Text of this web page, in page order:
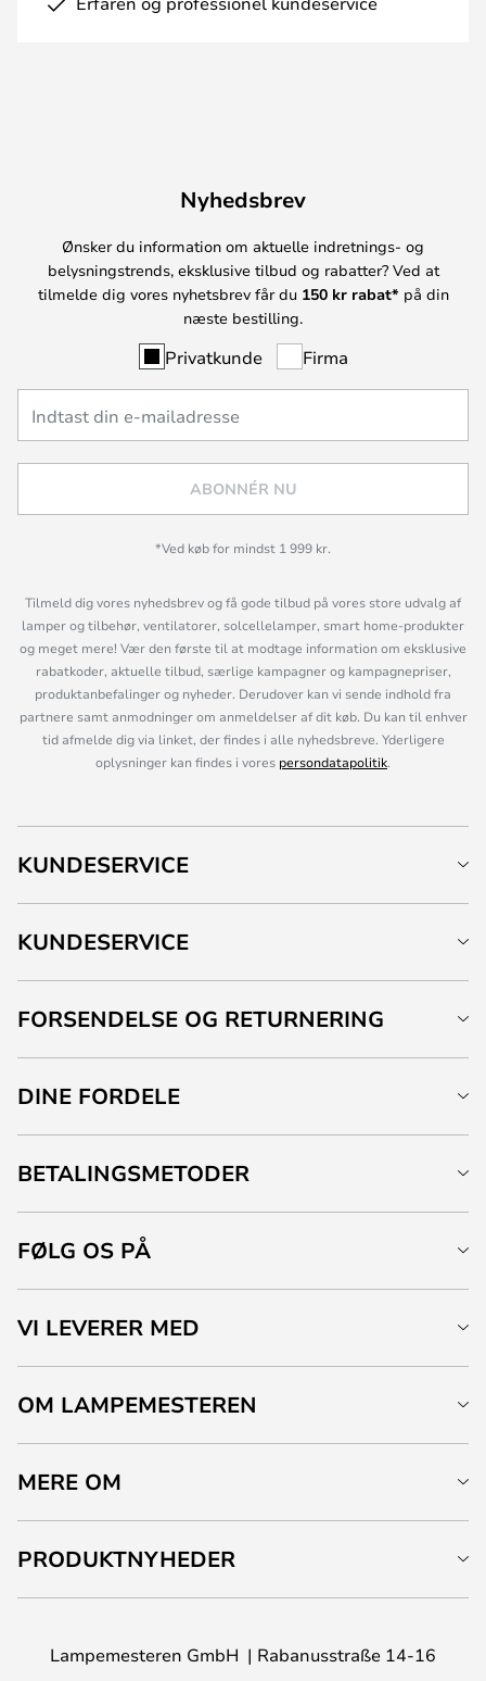
Nyhedsbrev
Ønsker du information om aktuelle indretnings- og
belysningstrends, eksklusive tilbud og rabatter? Ved at
tilmelde dig vores nyhetsbrev får du 150 kr rabat* på din
næste bestilling.
Privatkunde Firma
ABONNÉR NU
*Ved køb for mindst 1 999 kr.
Tilmeld dig vores nyhedsbrev og få gode tilbud på vores store udvalg af
lamper og tilbehør, ventilatorer, solcellelamper, smart home-produkter
og meget mere! Vær den første til at modtage information om eksklusive
rabatkoder, aktuelle tilbud, særlige kampagner og kampagnepriser,
produktanbefalinger og nyheder. Derudover kan vi sende indhold fra
partnere samt anmodninger om anmeldelser af dit køb. Du kan til enhver
tid afmelde dig via linket, der findes i alle nyhedsbreve. Yderligere
oplysninger kan findes i vores persondatapolitik.
KUNDESERVICE
KUNDESERVICE
FORSENDELSE OG RETURNERING
DINE FORDELE
BETALINGSMETODER
FØLG OS PÅ
VI LEVERER MED
OM LAMPEMESTEREN
MERE OM
PRODUKTNYHEDER
Lampemesteren GmbH
Rabanusstraße 14-16